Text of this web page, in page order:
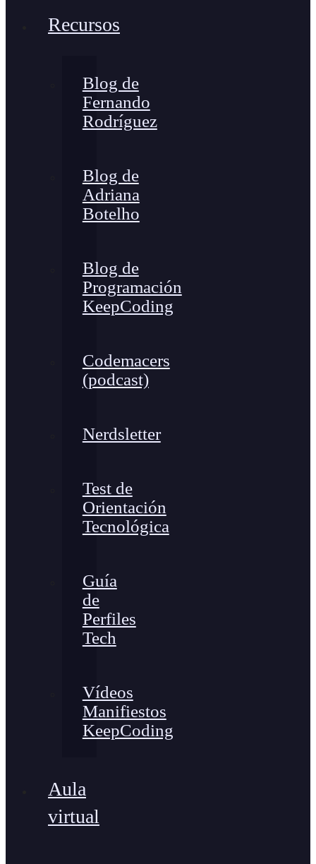
Recursos
Blog de
Fernando
Rodríguez
Blog de
Adriana
Botelho
Blog de
Programación
KeepCoding
Codemacers
(podcast)
Nerdsletter
Test de
Orientación
Tecnológica
Guía
de
Perfiles
Tech
Vídeos
Manifiestos
KeepCoding
Aula
virtual